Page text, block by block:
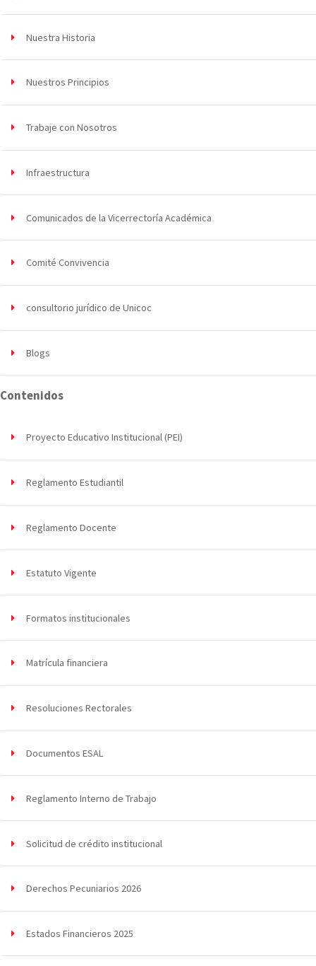
Nuestra Historia
Nuestros Principios
Trabaje con Nosotros
Infraestructura
Comunicados de la Vicerrectoría Académica
Comité Convivencia
consultorio jurídico de Unicoc
Blogs
Contenidos
Proyecto Educativo Institucional (PEI)
Reglamento Estudiantil
Reglamento Docente
Estatuto Vigente
Formatos institucionales
Matrícula financiera
Resoluciones Rectorales
Documentos ESAL
Reglamento Interno de Trabajo
Solicitud de crédito institucional
Derechos Pecuniarios 2026
Estados Financieros 2025